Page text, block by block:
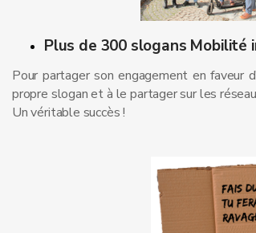
Plus de 300 slogans Mobilité
Pour partager son engagement en faveur
propre slogan et à le partager sur les
Un véritable succès !